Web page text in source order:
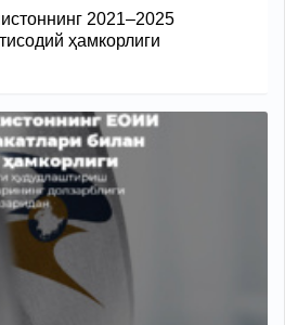
2021–2025
ҳамкорлиги